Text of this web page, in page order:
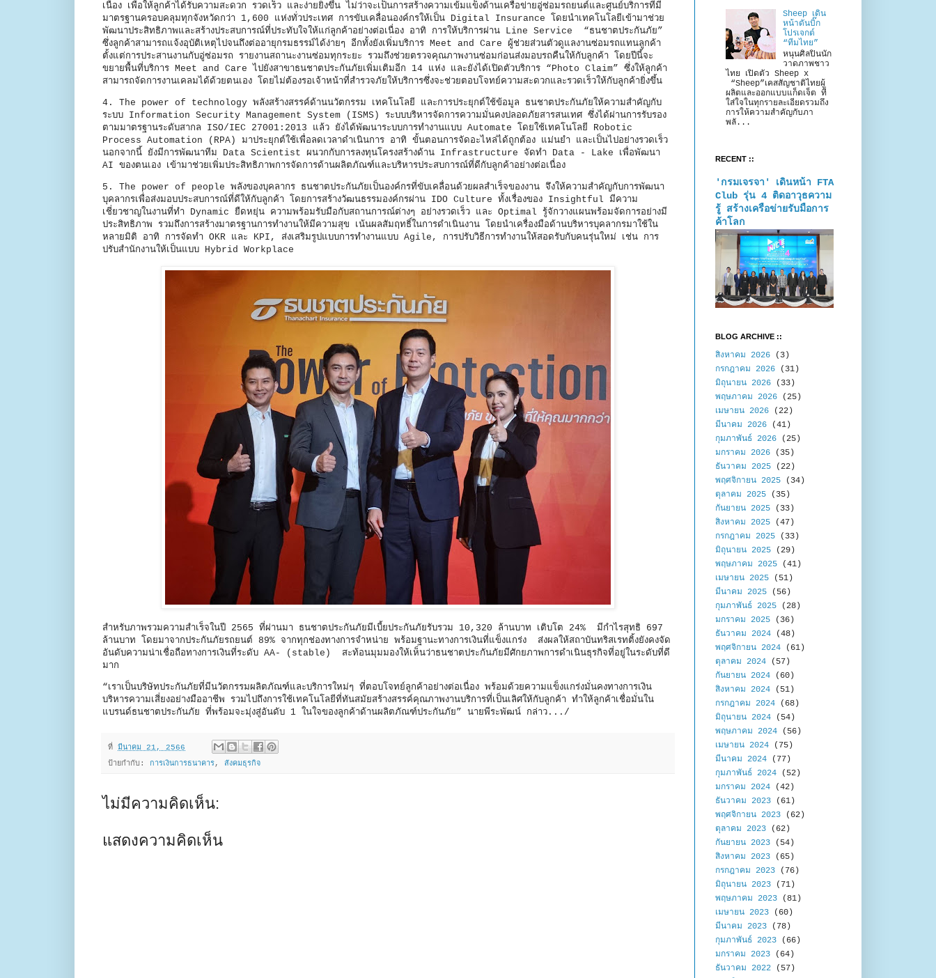
เนื่อง เพื่อให้ลูกค้าได้รับความสะดวก รวดเร็ว และง่ายยิ่งขึ้น ไม่ว่าจะเป็นการสร้างความเข้มแข็งด้านเครือข่ายอู่ซ่อมรถยนต์และศูนย์บริการที่มี
มาตรฐานครอบคลุมทุกจังหวัดกว่า 1,600 แห่งทั่วประเทศ การขับเคลื่อนองค์กรให้เป็น Digital Insurance โดยนำเทคโนโลยีเข้ามาช่วย
พัฒนาประสิทธิภาพและสร้างประสบการณ์ที่ประทับใจให้แก่ลูกค้าอย่างต่อเนื่อง อาทิ การให้บริการผ่าน Line Service “ธนชาตประกันภัย”
ซึ่งลูกค้าสามารถแจ้งอุบัติเหตุไปจนถึงต่ออายุกรมธรรม์ได้ง่ายๆ อีกทั้งยังเพิ่มบริการ Meet and Care ผู้ช่วยส่วนตัวดูแลงานซ่อมรถแทนลูกค้า
ตั้งแต่การประสานงานกับอู่ซ่อมรถ รายงานสถานะงานซ่อมทุกระยะ รวมถึงช่วยตรวจคุณภาพงานซ่อมก่อนส่งมอบรถคืนให้กับลูกค้า โดยปีนี้จะ
ขยายพื้นที่บริการ Meet and Care ไปยังสาขาธนชาตประกันภัยเพิ่มเติมอีก 14 แห่ง และยังได้เปิดตัวบริการ “Photo Claim” ซึ่งให้ลูกค้า
สามารถจัดการงานเคลมได้ด้วยตนเอง โดยไม่ต้องรอเจ้าหน้าที่สำรวจภัยให้บริการซึ่งจะช่วยตอบโจทย์ความสะดวกและรวดเร็วให้กับลูกค้ายิ่งขึ้น
4. The power of technology พลังสร้างสรรค์ด้านนวัตกรรม เทคโนโลยี และการประยุกต์ใช้ข้อมูล ธนชาตประกันภัยให้ความสำคัญกับ
ระบบ Information Security Management System (ISMS) ระบบบริหารจัดการความมั่นคงปลอดภัยสารสนเทศ ซึ่งได้ผ่านการรับรอง
ตามมาตรฐานระดับสากล ISO/IEC 27001:2013 แล้ว ยังได้พัฒนาระบบการทำงานแบบ Automate โดยใช้เทคโนโลยี Robotic
Process Automation (RPA) มาประยุกต์ใช้เพื่อลดเวลาดำเนินการ อาทิ ขั้นตอนการจัดอะไหล่ได้ถูกต้อง แม่นยำ และเป็นไปอย่างรวดเร็ว
นอกจากนี้ ยังมีการพัฒนาทีม Data Scientist ผนวกกับการลงทุนโครงสร้างด้าน Infrastructure จัดทำ Data - Lake เพื่อพัฒนา
AI ของตนเอง เข้ามาช่วยเพิ่มประสิทธิภาพการจัดการด้านผลิตภัณฑ์และบริหารประสบการณ์ที่ดีกับลูกค้าอย่างต่อเนื่อง
5. The power of people พลังของบุคลากร ธนชาตประกันภัยเป็นองค์กรที่ขับเคลื่อนด้วยผลสำเร็จของงาน จึงให้ความสำคัญกับการพัฒนา
บุคลากรเพื่อส่งมอบประสบการณ์ที่ดีให้กับลูกค้า โดยการสร้างวัฒนธรรมองค์กรผ่าน IDO Culture ทั้งเรื่องของ Insightful มีความ
เชี่ยวชาญในงานที่ทำ Dynamic ยืดหยุ่น ความพร้อมรับมือกับสถานการณ์ต่างๆ อย่างรวดเร็ว และ Optimal รู้จักวางแผนพร้อมจัดการอย่างมี
ประสิทธิภาพ รวมถึงการสร้างมาตรฐานการทำงานให้มีความสุข เน้นผลสัมฤทธิ์ในการดำเนินงาน โดยนำเครื่องมือด้านบริหารบุคลากรมาใช้ใน
หลายมิติ อาทิ การจัดทำ OKR และ KPI, ส่งเสริมรูปแบบการทำงานแบบ Agile, การปรับวิธีการทำงานให้สอดรับกับคนรุ่นใหม่ เช่น การ
ปรับสำนักงานให้เป็นแบบ Hybrid Workplace
สำหรับภาพรวมความสำเร็จในปี 2565 ที่ผ่านมา ธนชาตประกันภัยมีเบี้ยประกันภัยรับรวม 10,320 ล้านบาท เติบโต 24% มีกำไรสุทธิ 697
ล้านบาท โดยมาจากประกันภัยรถยนต์ 89% จากทุกช่องทางการจำหน่าย พร้อมฐานะทางการเงินที่แข็งแกร่ง ส่งผลให้สถาบันทริสเรทติ้งยังคงจัด
อันดับความน่าเชื่อถือทางการเงินที่ระดับ AA- (stable) สะท้อนมุมมองให้เห็นว่าธนชาตประกันภัยมีศักยภาพการดำเนินธุรกิจที่อยู่ในระดับที่ดี
มาก
“เราเป็นบริษัทประกันภัยที่มีนวัตกรรมผลิตภัณฑ์และบริการใหม่ๆ ที่ตอบโจทย์ลูกค้าอย่างต่อเนื่อง พร้อมด้วยความแข็งแกร่งมั่นคงทางการเงิน
บริหารความเสี่ยงอย่างมืออาชีพ รวมไปถึงการใช้เทคโนโลยีที่ทันสมัยสร้างสรรค์คุณภาพงานบริการที่เป็นเลิศให้กับลูกค้า ทำให้ลูกค้าเชื่อมั่นใน
แบรนด์ธนชาตประกันภัย ที่พร้อมจะมุ่งสู่อันดับ 1 ในใจของลูกค้าด้านผลิตภัณฑ์ประกันภัย” นายพีระพัฒน์ กล่าว.../
ที่ มีนาคม 21, 2566
ป้ายกำกับ: การเงินการธนาคาร, สังคมธุรกิจ
ไม่มีความคิดเห็น:
แสดงความคิดเห็น
Sheep เดิน
หน้าดันบิ๊ก
โปรเจกต์
“ทีมไทย”
หนุนศิลปินนัก
วาดภาพชาว
ไทย เปิดตัว Sheep x
“Sheep”เคสสัญชาติไทยผู้
ผลิตและออกแบบแก็ดเจ็ต ที่
ใส่ใจในทุกรายละเอียดรวมถึง
การให้ความสำคัญกับภา
พลั...
RECENT ::
'กรมเจรจา' เดินหน้า FTA
Club รุ่น 4 ติดอาวุธความ
รู้ สร้างเครือข่ายรับมือการ
ค้าโลก
BLOG ARCHIVE ::
สิงหาคม 2026 (3)
กรกฎาคม 2026 (31)
มิถุนายน 2026 (33)
พฤษภาคม 2026 (25)
เมษายน 2026 (22)
มีนาคม 2026 (41)
กุมภาพันธ์ 2026 (25)
มกราคม 2026 (35)
ธันวาคม 2025 (22)
พฤศจิกายน 2025 (34)
ตุลาคม 2025 (35)
กันยายน 2025 (33)
สิงหาคม 2025 (47)
กรกฎาคม 2025 (33)
มิถุนายน 2025 (29)
พฤษภาคม 2025 (41)
เมษายน 2025 (51)
มีนาคม 2025 (56)
กุมภาพันธ์ 2025 (28)
มกราคม 2025 (36)
ธันวาคม 2024 (48)
พฤศจิกายน 2024 (61)
ตุลาคม 2024 (57)
กันยายน 2024 (60)
สิงหาคม 2024 (51)
กรกฎาคม 2024 (68)
มิถุนายน 2024 (54)
พฤษภาคม 2024 (56)
เมษายน 2024 (75)
มีนาคม 2024 (77)
กุมภาพันธ์ 2024 (52)
มกราคม 2024 (42)
ธันวาคม 2023 (61)
พฤศจิกายน 2023 (62)
ตุลาคม 2023 (62)
กันยายน 2023 (54)
สิงหาคม 2023 (65)
กรกฎาคม 2023 (76)
มิถุนายน 2023 (71)
พฤษภาคม 2023 (81)
เมษายน 2023 (60)
มีนาคม 2023 (78)
กุมภาพันธ์ 2023 (66)
มกราคม 2023 (64)
ธันวาคม 2022 (57)